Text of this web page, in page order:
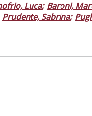
Luca; Baroni,
Prudente, Sabrina;